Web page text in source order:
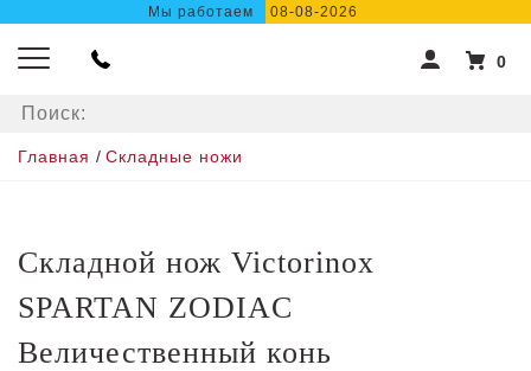
Мы работаем 08-08-2026
0
Главная / Складные ножи
Складной нож Victorinox
SPARTAN ZODIAC
Величественный конь